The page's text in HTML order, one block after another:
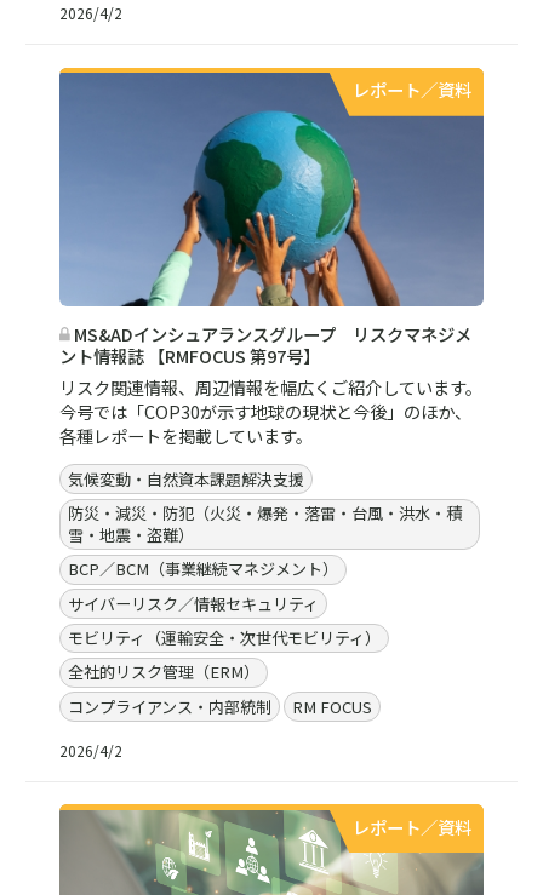
2026/4/2
レポート／資料
MS&ADインシュアランスグループ リスクマネジメ
ント情報誌 【RMFOCUS 第97号】
リスク関連情報、周辺情報を幅広くご紹介しています。
今号では「COP30が示す地球の現状と今後」のほか、
各種レポートを掲載しています。
気候変動・自然資本課題解決支援
防災・減災・防犯（火災・爆発・落雷・台風・洪水・積
雪・地震・盗難）
BCP／BCM（事業継続マネジメント）
サイバーリスク／情報セキュリティ
モビリティ（運輸安全・次世代モビリティ）
全社的リスク管理（ERM）
コンプライアンス・内部統制
RM FOCUS
2026/4/2
レポート／資料